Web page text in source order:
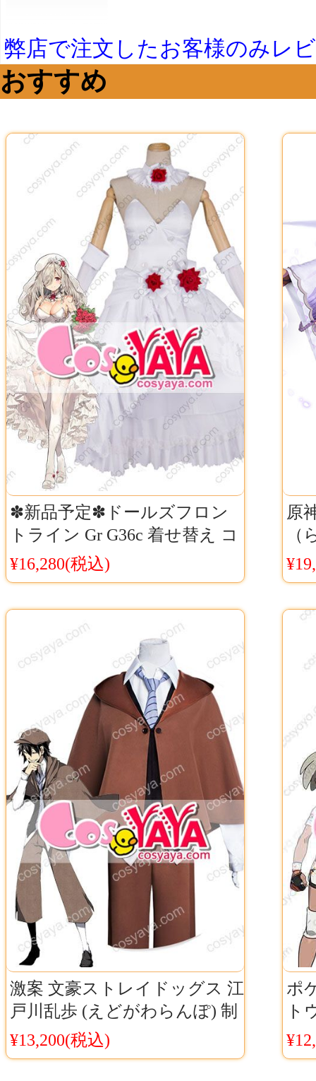
弊店で注文したお客様のみレ
おすすめ
✽新品予定✽ドールズフロン
トライン Gr G36c 着せ替え コ
スプレ衣装 ドルフロ G36c 花
嫁 ウェディングドレス
¥16,280(税込)
原
（
プ
料
激案 文豪ストレイドッグス 江
戸川乱歩 (えどがわらんぽ) 制
服風 コスプレ衣装
¥13,200(税込)
ポ
ト
剣
ス